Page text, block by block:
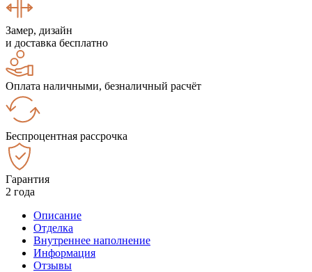
Замер, дизайн
и доставка бесплатно
Оплата наличными, безналичный расчёт
Беспроцентная рассрочка
Гарантия
2 года
Описание
Отделка
Внутреннее наполнение
Информация
Отзывы